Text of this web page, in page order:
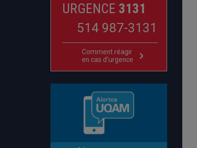
URGENCE 3131
514 987-3131
Comment réagir
en cas d'urgence